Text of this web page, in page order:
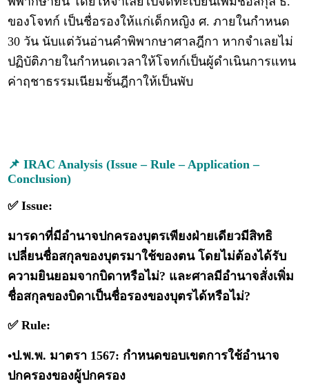
ของโจทก์ เป็นชื่อรองให้แก่เด็กหญิง ศ. ภายในกำหนด
30 วัน นับแต่วันอ่านคำพิพากษาศาลฎีกา หากจำเลยไม่
ปฏิบัติภายในกำหนดเวลาให้โจทก์เป็นผู้ดำเนินการแทน
ค่าฤชาธรรมเนียมชั้นฎีกาให้เป็นพับ
📌 IRAC Analysis (Issue – Rule – Application –
Conclusion)
✅ Issue:
มารดาที่มีอำนาจปกครองบุตรเพียงฝ่ายเดียวมีสิทธิ
เปลี่ยนชื่อสกุลของบุตรมาใช้ของตน โดยไม่ต้องได้รับ
ความยินยอมจากบิดาหรือไม่? และศาลมีอำนาจสั่งเพิ่ม
ชื่อสกุลของบิดาเป็นชื่อรองของบุตรได้หรือไม่?
✅ Rule:
•ป.พ.พ. มาตรา 1567: กำหนดขอบเขตการใช้อำนาจ
ปกครองของผู้ปกครอง